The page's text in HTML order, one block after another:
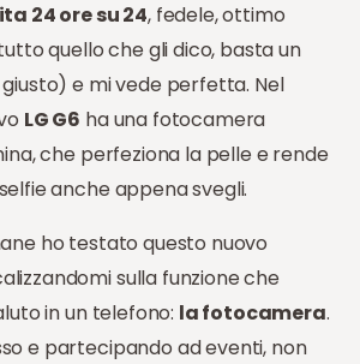
24 ore su 24, fedele, ottimo
quello che gli dico, basta un
e mi vede perfetta. Nel
LG G6 ha una fotocamera
che perfeziona la pelle e rende
anche appena svegli.
ho testato questo nuovo
sulla funzione che
in un telefono: la fotocamera.
e partecipando ad eventi, non